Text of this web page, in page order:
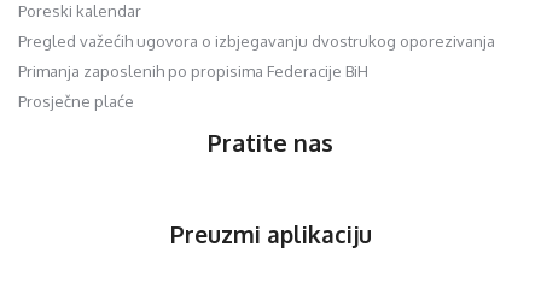
Poreski kalendar
Pregled važećih ugovora o izbjegavanju dvostrukog oporezivanja
Primanja zaposlenih po propisima Federacije BiH
Prosječne plaće
Pratite nas
Preuzmi aplikaciju